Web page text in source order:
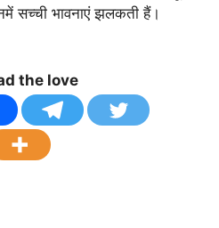
सच्ची भावनाएं झलकती हैं।
the love